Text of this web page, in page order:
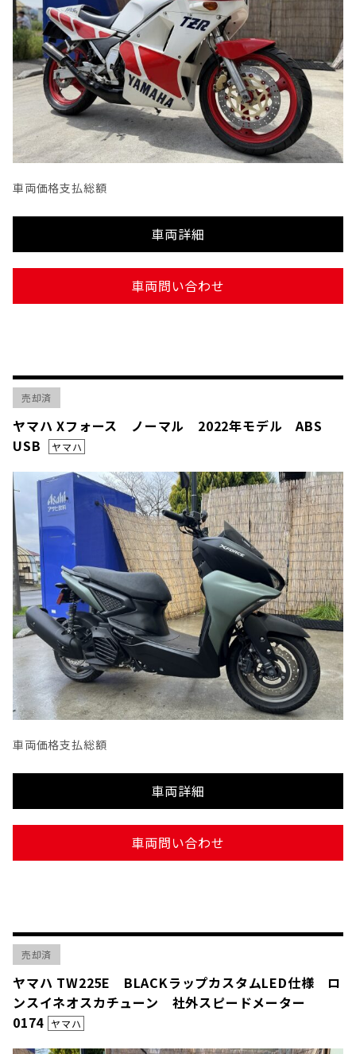
車両価格支払総額
車両詳細
車両問い合わせ
売却済
ヤマハ Xフォース ノーマル 2022年モデル ABS
USB
ヤマハ
車両価格支払総額
車両詳細
車両問い合わせ
売却済
ヤマハ TW225E BLACKラップカスタムLED仕様 ロ
ンスイネオスカチューン 社外スピードメーター
0174 ヤマハ